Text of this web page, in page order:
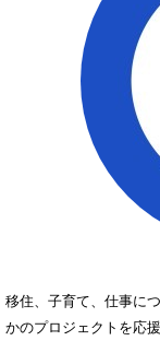
移住、子育て、仕事に
かのプロジェクトを応